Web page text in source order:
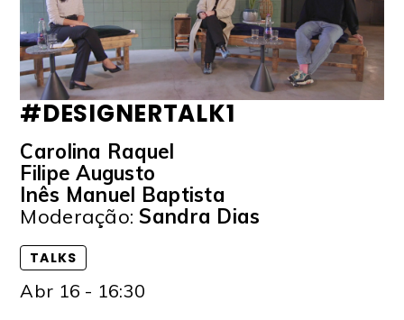
#DESIGNERTALK1
Carolina Raquel
Filipe Augusto
Inês Manuel Baptista
Moderação: Sandra Dias
TALKS
Abr 16 - 16:30